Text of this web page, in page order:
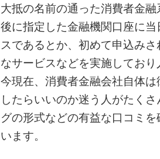
大抵の名前の通った消費者金
後に指定した金融機関口座に
スであるとか、初めて申込み
なサービスなどを実施しており
今現在、消費者金融会社自体
したらいいのか迷う人がたく
グの形式などの有益な口コミ
います。